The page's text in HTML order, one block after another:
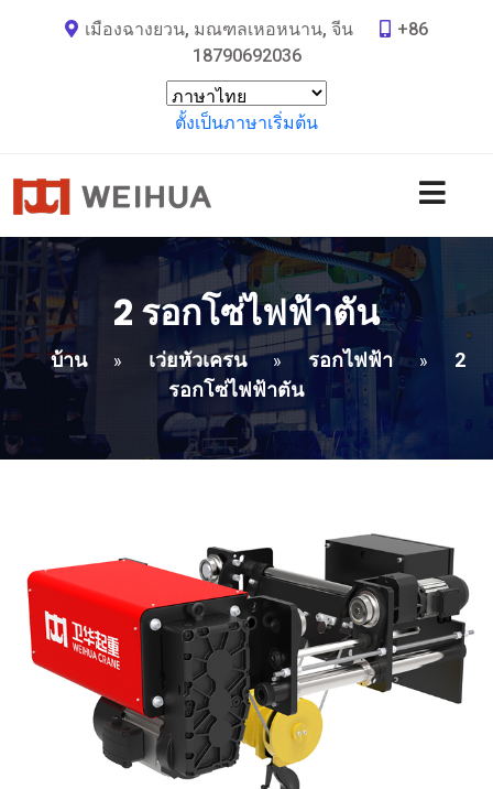
เมืองฉางยวน, มณฑลเหอหนาน, จีน
+86
18790692036
ตั้งเป็นภาษาเริ่มต้น
2 รอกโซ่ไฟฟ้าตัน
บ้าน » เว่ยหัวเครน » รอกไฟฟ้า »
2
รอกโซ่ไฟฟ้าตัน